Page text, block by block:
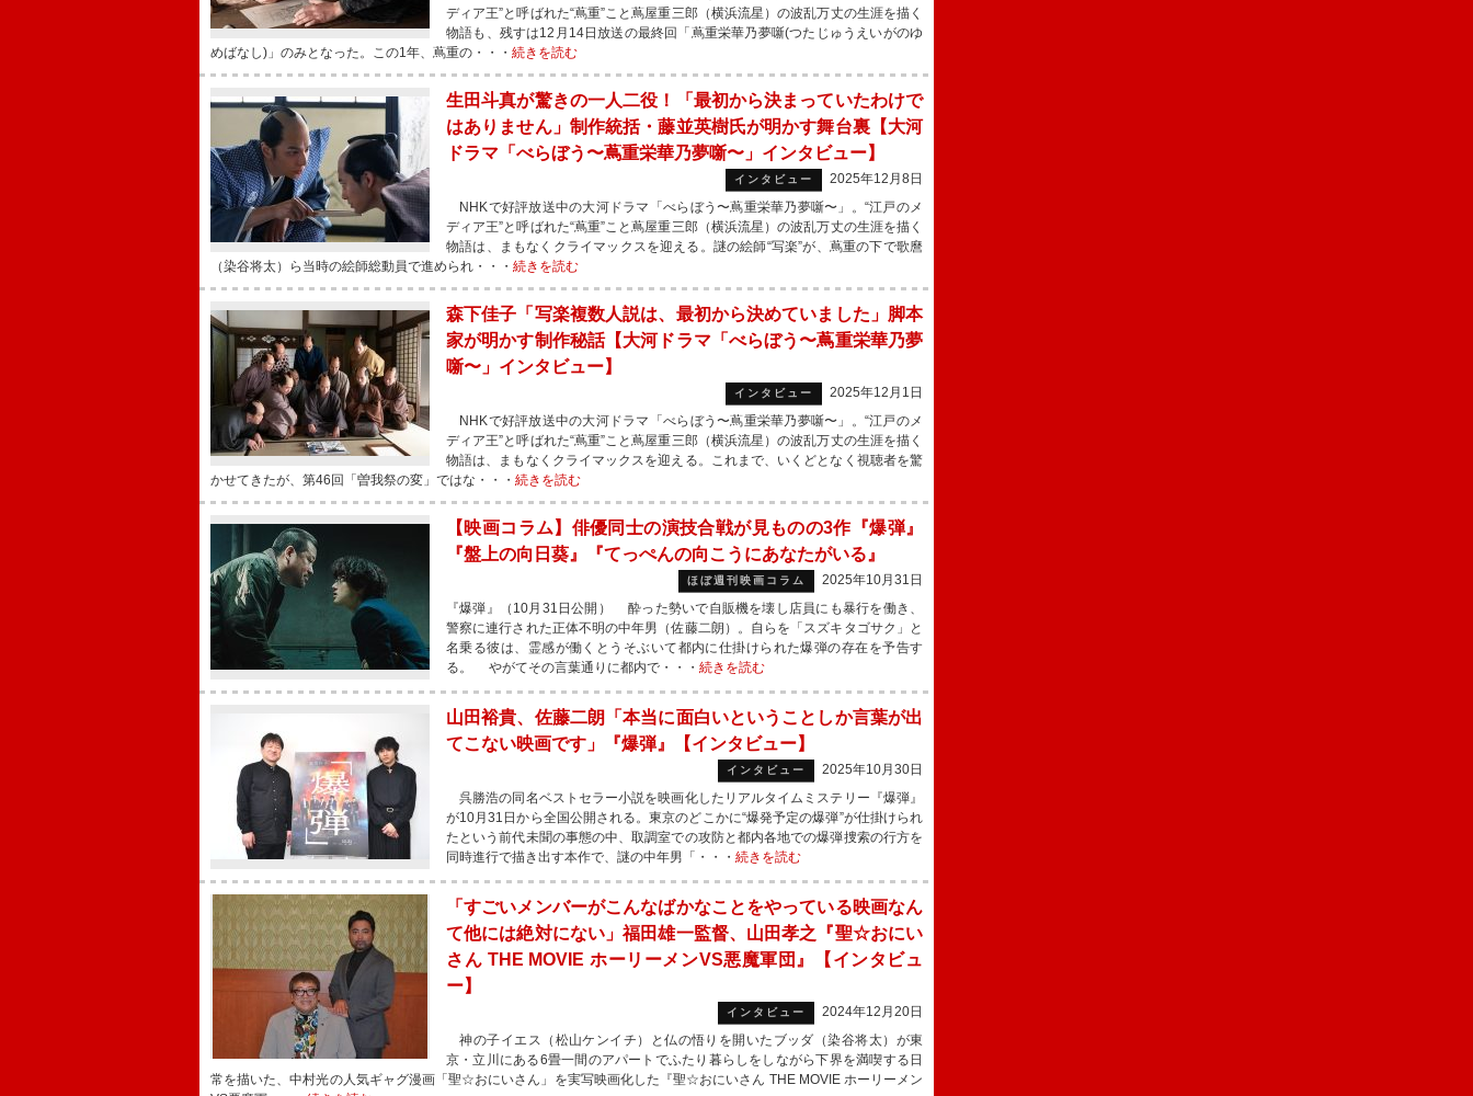
ディア王”と呼ばれた“蔦重”こと蔦屋重三郎（横浜流星）の波乱万丈の生涯を描く
物語も、残すは12月14日放送の最終回「蔦重栄華乃夢噺(つたじゅうえいがのゆ
めばなし)」のみとなった。この1年、蔦重の・・・ 続きを読む
生田斗真が驚きの一人二役！「最初から決まっていたわけで
はありません」制作統括・藤並英樹氏が明かす舞台裏【大河
ドラマ「べらぼう〜蔦重栄華乃夢噺〜」インタビュー】
インタビュー
2025年12月8日
NHKで好評放送中の大河ドラマ「べらぼう〜蔦重栄華乃夢噺〜」。“江戸のメ
ディア王”と呼ばれた“蔦重”こと蔦屋重三郎（横浜流星）の波乱万丈の生涯を描く
物語は、まもなくクライマックスを迎える。謎の絵師“写楽”が、蔦重の下で歌麿
（染谷将太）ら当時の絵師総動員で進められ・・・ 続きを読む
森下佳子「写楽複数人説は、最初から決めていました」脚本
家が明かす制作秘話【大河ドラマ「べらぼう〜蔦重栄華乃夢
噺〜」インタビュー】
インタビュー
2025年12月1日
NHKで好評放送中の大河ドラマ「べらぼう〜蔦重栄華乃夢噺〜」。“江戸のメ
ディア王”と呼ばれた“蔦重”こと蔦屋重三郎（横浜流星）の波乱万丈の生涯を描く
物語は、まもなくクライマックスを迎える。これまで、いくどとなく視聴者を驚
かせてきたが、第46回「曽我祭の変」ではな・・・ 続きを読む
【映画コラム】俳優同士の演技合戦が見ものの3作『爆弾』
『盤上の向日葵』『てっぺんの向こうにあなたがいる』
ほぼ週刊映画コラム
2025年10月31日
『爆弾』（10月31日公開） 酔った勢いで自販機を壊し店員にも暴行を働き、
警察に連行された正体不明の中年男（佐藤二朗）。自らを「スズキタゴサク」と
名乗る彼は、霊感が働くとうそぶいて都内に仕掛けられた爆弾の存在を予告す
る。 やがてその言葉通りに都内で・・・ 続きを読む
山田裕貴、佐藤二朗「本当に面白いということしか言葉が出
てこない映画です」『爆弾』【インタビュー】
インタビュー
2025年10月30日
呉勝浩の同名ベストセラー小説を映画化したリアルタイムミステリー『爆弾』
が10月31日から全国公開される。東京のどこかに“爆発予定の爆弾”が仕掛けられ
たという前代未聞の事態の中、取調室での攻防と都内各地での爆弾捜索の行方を
同時進行で描き出す本作で、謎の中年男「・・・ 続きを読む
「すごいメンバーがこんなばかなことをやっている映画なん
て他には絶対にない」福田雄一監督、山田孝之『聖☆おにい
さん THE MOVIE ホーリーメンVS悪魔軍団』【インタビュ
ー】
インタビュー
2024年12月20日
神の子イエス（松山ケンイチ）と仏の悟りを開いたブッダ（染谷将太）が東
京・立川にある6畳一間のアパートでふたり暮らしをしながら下界を満喫する日
常を描いた、中村光の人気ギャグ漫画「聖☆おにいさん」を実写映画化した『聖☆おにいさん THE MOVIE ホーリーメン